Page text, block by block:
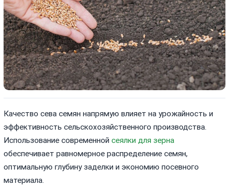
Качество сева семян напрямую влияет на урожайность и
эффективность сельскохозяйственного производства.
Использование современнойсеялки для зерна
обеспечивает равномерное распределение семян,
оптимальную глубину заделки и экономию посевного
материала.